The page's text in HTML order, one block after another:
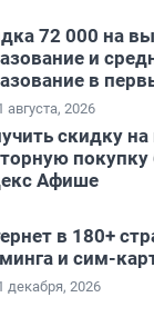
72 000 на
и
в
августа, 2026
скидку
покупку
Афише
в 180+
и сим-
декабря, 2026